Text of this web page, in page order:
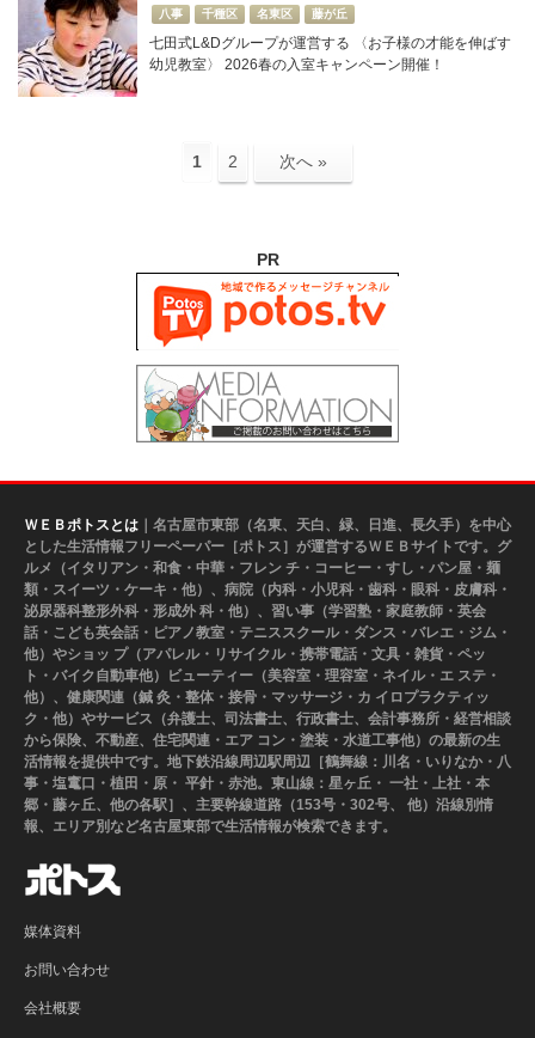
八事 千種区 名東区 藤が丘
七田式L&Dグループが運営する 〈お子様の才能を伸ばす
幼児教室〉 2026春の入室キャンペーン開催！
1 2 次へ »
PR
ＷＥＢポトスとは ｜名古屋市東部（名東、天白、緑、日進、長久手）を中心
とした生活情報フリーペーパー［ポトス］が運営するＷＥＢサイトです。グ
ルメ（イタリアン・和食・中華・フレン チ・コーヒー・すし・パン屋・麺
類・スイーツ・ケーキ・他）、病院（内科・小児科・歯科・眼科・皮膚科・
泌尿器科整形外科・形成外 科・他）、習い事（学習塾・家庭教師・英会
話・こども英会話・ピアノ教室・テニススクール・ダンス・バレエ・ジム・
他）やショッ プ（アパレル・リサイクル・携帯電話・文具・雑貨・ペッ
ト・バイク自動車他）ビューティー（美容室・理容室・ネイル・エ ステ・
他）、健康関連（鍼 灸・整体・接骨・マッサージ・カ イロプラクティッ
ク・他）やサービス（弁護士、司法書士、行政書士、会計事務所・経営相談
から保険、不動産、住宅関連・エア コン・塗装・水道工事他）の最新の生
活情報を提供中です。地下鉄沿線周辺駅周辺［鶴舞線：川名・いりなか・八
事・塩竃口・植田・原・ 平針・赤池。東山線：星ヶ丘・ 一社・上社・本
郷・藤ヶ丘、他の各駅］、主要幹線道路（153号・302号、 他）沿線別情
報、エリア別など名古屋東部で生活情報が検索できます。
媒体資料
お問い合わせ
会社概要